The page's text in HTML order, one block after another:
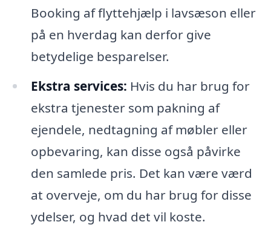
Booking af flyttehjælp i lavsæson eller
på en hverdag kan derfor give
betydelige besparelser.
Ekstra services: Hvis du har brug for
ekstra tjenester som pakning af
ejendele, nedtagning af møbler eller
opbevaring, kan disse også påvirke
den samlede pris. Det kan være værd
at overveje, om du har brug for disse
ydelser, og hvad det vil koste.